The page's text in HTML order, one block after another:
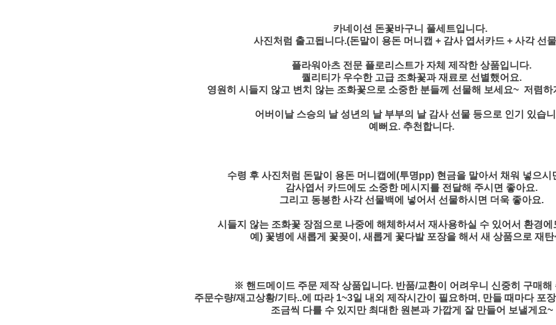
카네이션 돈꽃바구니 풀세트입니다.
사진처럼 출고됩니다.(돈말이 용돈 머니캡 + 감사 엽서카드 + 사각 선
플라워아츠 전문 플로리스트가 자체 제작한 상품입니다.
퀄리티가 우수한 고급 조화꽃과 재료로 선별했어요.
영원히 시들지 않고 변치 않는 조화꽃으로 소중한 분들께 선물해 보세요~ 저렴하
어버이날 스승의 날 성년의 날 부부의 날 감사 선물 등으로 인기 있습
예뻐요. 추천합니다.
수령 후 사진처럼 돈말이 용돈 머니캡에(투명pp) 현금을 말아서 채워 넣으시
감사엽서 카드에도 소중한 메시지를 전달해 주시면 좋아요.
그리고 동봉한 사각 선물백에 넣어서 선물하시면 더욱 좋아요.
시들지 않는 조화꽃 장점으로 나중에 해체하셔서 재사용하실 수 있어서 환경
예) 꽃병에 새롭게 꽃꽂이, 새롭게 꽃다발 포장을 해서 새 상품으로 재탄
※ 핸드메이드 주문 제작 상품입니다. 반품/교환이 어려우니 신중히 구매해
주문수량/재고상황/기타..에 따라 1~3일 내외 제작시간이 필요하며, 만들 때마다 포
조금씩 다를 수 있지만 최대한 원본과 가깝게 잘 만들어 보낼게요~